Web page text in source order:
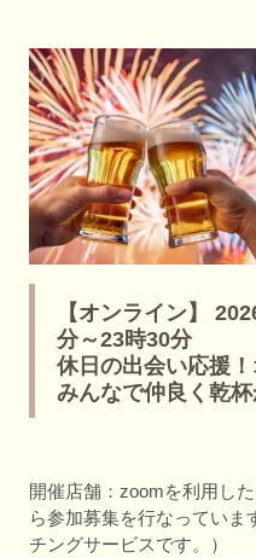
【オンライン】
分～23時30分
休日の出会い応援
みんなで仲良く乾
開催店舗：zoomを利用し
ら参加募集を行なっていま
チングサービスです。）